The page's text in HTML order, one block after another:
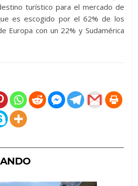
turístico para el mercado de
es escogido por el 62% de los
Europa con un 22% y Sudamérica